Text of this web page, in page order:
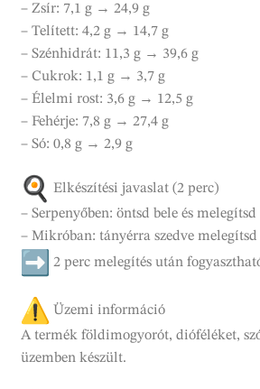
– Zsír: 7,1 g → 24,9 g
– Telített: 4,2 g → 14,7 g
– Szénhidrát: 11,3 g → 39,6 g
– Cukrok: 1,1 g → 3,7 g
– Élelmi rost: 3,6 g → 12,5 g
– Fehérje: 7,8 g → 27,4 g
– Só: 0,8 g → 2,9 g
Elkészítési javaslat (2 perc)
– Serpenyőben: öntsd bele és melegítsd
– Mikróban: tányérra szedve melegítsd
2 perc melegítés után
Üzemi információ
A termék földimogyorót, dióféléket,
üzemben készült.